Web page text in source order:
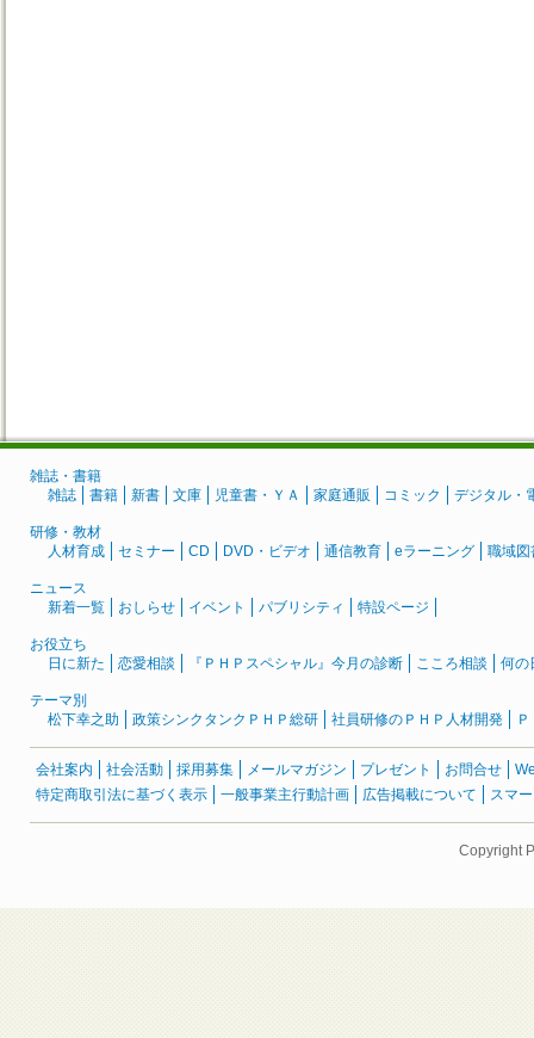
雑誌・書籍
雑誌
書籍 新書 文庫 児童書・ＹＡ 家庭通販 コミック デジタル・
研修・教材
人材育成
セミナー CD DVD・ビデオ 通信教育 eラーニング 職域図
ニュース
新着一覧
おしらせ イベント パブリシティ 特設ページ
お役立ち
日に新た
恋愛相談 『ＰＨＰスペシャル』今月の診断 こころ相談 何の
テーマ別
松下幸之助
政策シンクタンクＰＨＰ総研 社員研修のＰＨＰ人材開発
会社案内 社会活動 採用募集 メールマガジン プレゼント お問合せ
特定商取引法に基づく表示
一般事業主行動計画 広告掲載について スマ
Copyright